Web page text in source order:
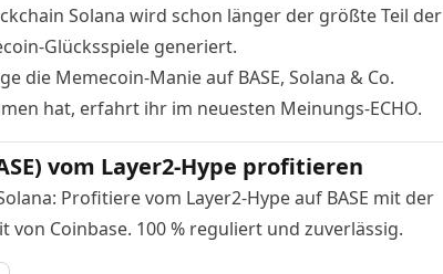
Solana wird schon länger der größte Teil der
Glücksspiele generiert.
die Memecoin-Manie auf BASE, Solana & Co.
hat, erfahrt ihr im neuesten Meinungs-ECHO.
vom Layer2-Hype profitieren
Profitiere vom Layer2-Hype auf BASE mit der
von Coinbase. 100 % reguliert und zuverlässig.